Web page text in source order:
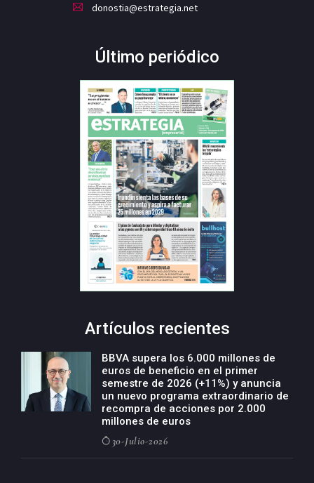
donostia@estrategia.net
Último periódico
Artículos recientes
BBVA supera los 6.000 millones de
euros de beneficio en el primer
semestre de 2026 (+11%) y anuncia
un nuevo programa extraordinario de
recompra de acciones por 2.000
millones de euros
30-Julio-2026